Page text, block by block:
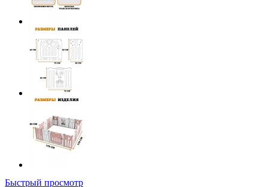
Быстрый просмотр